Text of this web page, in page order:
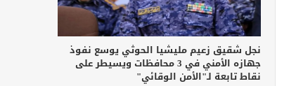
نجل شقيق زعيم مليشيا الحوثي يوسع نفوذ
جهازه الأمني في 3 محافظات ويسيطر على
نقاط تابعة لـ"الأمن الوقائي"